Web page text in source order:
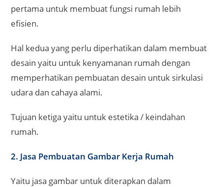
pertama untuk membuat fungsi rumah lebih
efisien.
Hal kedua yang perlu diperhatikan dalam membuat
desain yaitu untuk kenyamanan rumah dengan
memperhatikan pembuatan desain untuk sirkulasi
udara dan cahaya alami.
Tujuan ketiga yaitu untuk estetika / keindahan
rumah.
2. Jasa Pembuatan Gambar Kerja Rumah
Yaitu jasa gambar untuk diterapkan dalam